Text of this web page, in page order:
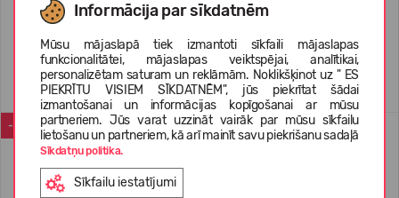
Informācija par sīkdatnēm
Mūsu mājaslapā tiek izmantoti sīkfaili mājaslapas
funkcionalitātei, mājaslapas veiktspējai, analītikai,
personalizētam saturam un reklāmām. Noklikšķinot uz " ES
PIEKRĪTU VISIEM SĪKDATNĒM", jūs piekrītat šādai
izmantošanai un informācijas kopīgošanai ar mūsu
partneriem. Jūs varat uzzināt vairāk par mūsu sīkfailu
lietošanu un partneriem, kā arī mainīt savu piekrišanu sadaļā
Sīkdatņu politika.
Sīkfailu iestatījumi
69,99 €74.99(-7%) 89,99 € 129.99
-54% VASARAI